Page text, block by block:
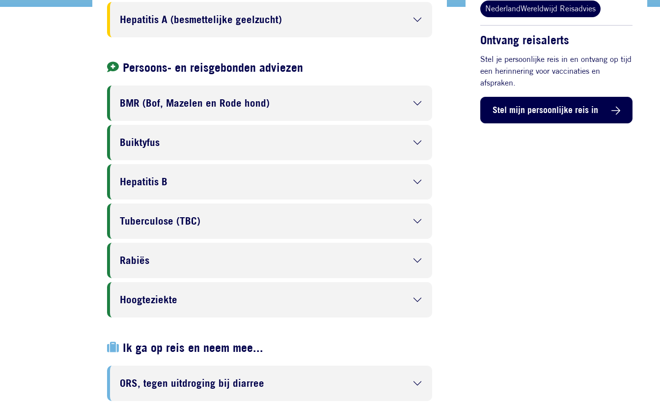
NederlandWereldwijd Reisadvies
Ontvang reisalerts
Stel je persoonlijke reis in en ontvang op tijd
een herinnering voor vaccinaties en
afspraken.
Stel mijn persoonlijke reis in
Hepatitis A (besmettelijke geelzucht)
Persoons- en reisgebonden adviezen
BMR (Bof, Mazelen en Rode hond)
Buiktyfus
Hepatitis B
Tuberculose (TBC)
Rabiës
Hoogteziekte
Ik ga op reis en neem mee...
ORS, tegen uitdroging bij diarree